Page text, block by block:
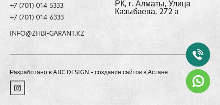
+7 (701) 014 5333
+7 (701) 014 6333
РК, г. Алматы, ​Улица
Казыбаева, 272 а
INFO@ZHBI-GARANT.KZ
Разработано в ABC DESIGN - создание сайтов в Астане